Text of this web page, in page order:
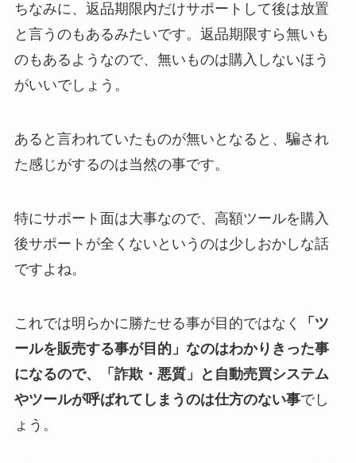
ちなみに、返品期限内だけサポートして後は放置
と言うのもあるみたいです。返品期限すら無いも
のもあるようなので、無いものは購入しないほう
がいいでしょう。
あると言われていたものが無いとなると、騙され
た感じがするのは当然の事です。
特にサポート面は大事なので、高額ツールを購入
後サポートが全くないというのは少しおかしな話
ですよね。
これでは明らかに勝たせる事が目的ではなく
「ツ
ールを販売する事が目的」なのはわかりきった事
になるので、「詐欺・悪質」と自動売買システム
やツールが呼ばれてしまうのは仕方のない事でし
ょう。